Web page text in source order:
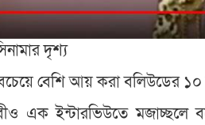
দৃশ্য
বেশি আয় করা বলিউডের ১০
এক ইন্টারভিউতে মজাচ্ছলে